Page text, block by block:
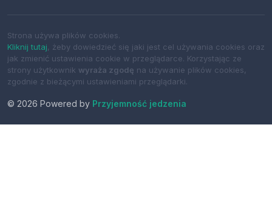
Strona używa plików cookies.
Kliknij tutaj, żeby dowiedzieć się jaki jest cel używania cookies oraz
jak zmienić ustawienia cookie w przeglądarce. Korzystając ze
strony użytkownik wyraża zgodę na używanie plików cookies,
zgodnie z bieżącymi ustawieniami przeglądarki.
© 2026 Powered by Przyjemność jedzenia